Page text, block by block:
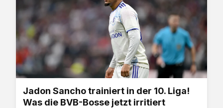
Jadon Sancho trainiert in der 10. Liga!
Was die BVB-Bosse jetzt irritiert